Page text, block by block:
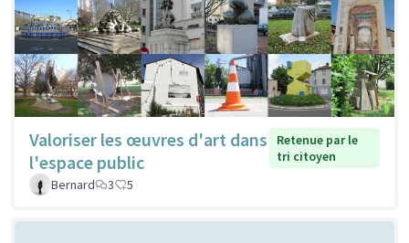
Valoriser les œuvres d'art dans
l'espace public
Retenue par le
tri citoyen
Bernard
3 5